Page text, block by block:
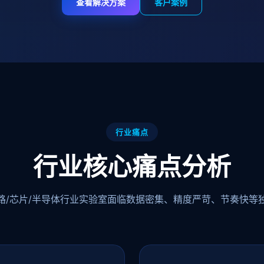
查看解决方案 客户案例
行业痛点
行业核心痛点分析
/芯片/半导体行业实验室面临数据密集、精度严苛、节奏快等